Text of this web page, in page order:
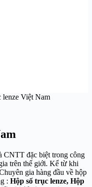
lenze Việt Nam
CNTT đặc biệt trong công
trên thế giới. Kể từ khi
gia hàng đầu về hộp
: Hộp số trục lenze, Hộp